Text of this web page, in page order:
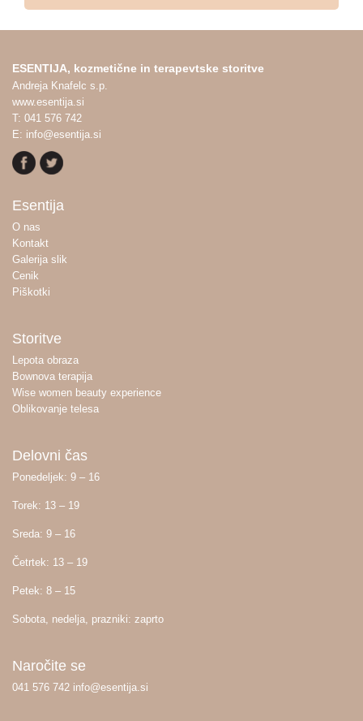
ESENTIJA, kozmetične in terapevtske storitve
Andreja Knafelc s.p.
www.esentija.si
T: 041 576 742
E: info@esentija.si
Esentija
O nas
Kontakt
Galerija slik
Cenik
Piškotki
Storitve
Lepota obraza
Bownova terapija
Wise women beauty experience
Oblikovanje telesa
Delovni čas
Ponedeljek: 9 – 16
Torek: 13 – 19
Sreda: 9 – 16
Četrtek: 13 – 19
Petek: 8 – 15
Sobota, nedelja, prazniki: zaprto
Naročite se
041 576 742 info@esentija.si